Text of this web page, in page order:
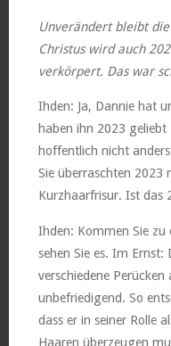
Unverändert bleibt die
Christus wird auch
verkörpert. Das war
Ihden: Ja, Dannie hat
haben ihn 2023
hoffentlich nicht anders
Sie überraschten 2023
Kurzhaarfrisur. Ist das
Ihden: Kommen Sie
sehen Sie es. Im
verschiedene Perücken
unbefriedigend. So
dass er in seiner Rolle
Haaren überzeugen